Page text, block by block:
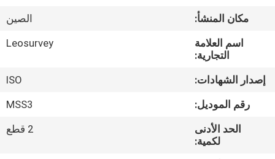
معلومات
جولة
مكان المنشأ:
الصين
اسم العلامة
التجارية:
Leosurvey
إصدار الشهادات:
ISO
رقم الموديل:
MSS3
الحد الأدنى
لكمية:
2 قطع